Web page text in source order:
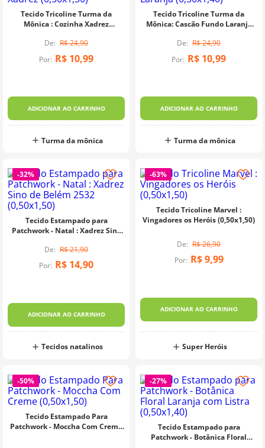
Tecido Tricoline Turma da
Mônica : Cozinha Xadrez
R$24,90
Por: R$ 10,99
ADICIONAR AO CARRINHO
Turma da mônica
Tecido Tricoline Turma da
Mônica: Cascão Fundo Laranja
R$24,90
Por: R$ 10,99
ADICIONAR AO CARRINHO
Turma da mônica
-32%
Tecido Estampado para
Patchwork - Natal : Xadrez Sino
R$21,90
Por: R$ 14,90
ADICIONAR AO CARRINHO
Tecidos natalinos
-63%
Tecido Tricoline Marvel :
Vingadores os Heróis (0,50x1,50)
R$26,90
Por: R$ 9,99
ADICIONAR AO CARRINHO
Super Heróis
-50%
Tecido Estampado Para
Patchwork - Moccha Com Creme
-27%
Tecido Estampado para
Patchwork - Botânica Floral